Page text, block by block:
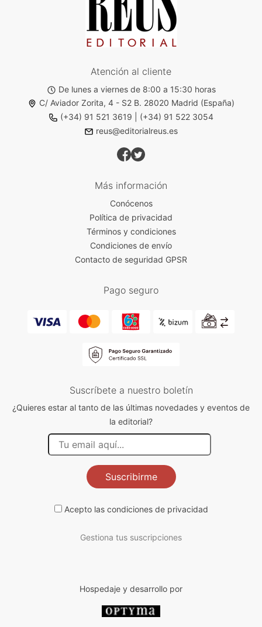
Atención al cliente
De lunes a viernes de 8:00 a 15:30 horas
C/ Aviador Zorita, 4 - S2 B. 28020 Madrid (España)
(+34) 91 521 3619
(+34) 91 522 3054
reus@editorialreus.es
Más información
Conócenos
Política de privacidad
Términos y condiciones
Condiciones de envío
Contacto de seguridad GPSR
Pago seguro
Suscríbete a nuestro boletín
¿Quieres estar al tanto de las últimas novedades y eventos de
la editorial?
Suscribirme
Acepto las condiciones de privacidad
Gestiona tus suscripciones
Hospedaje y desarrollo por